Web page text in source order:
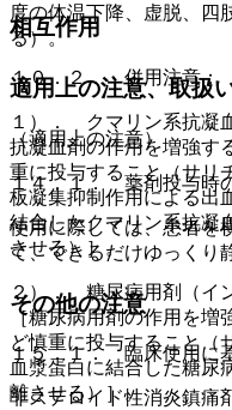
度の体温下降、虚脱、四
る）。
適用上の注意、取扱
（適用上の注意）
１４．１． 薬剤投与時
使用に際しては、患者を
て、できるだけゆっくり
その他の注意
１５．１． 臨床使用に
非ステロイド性消炎鎮痛
相互作用
１０．２． 併用注意：
１）． クマリン系抗凝
抗凝血剤の作用を増強す
重に投与すること（サリ
板凝集抑制作用による出
結合したクマリン系抗凝
させる）］。
２）． 糖尿病用剤（イ
［糖尿病用剤の作用を
ど慎重に投与すること（
血漿蛋白に結合した糖尿
離させる）］。